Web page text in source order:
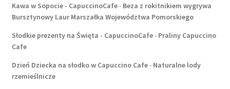
Kawa w Sopocie - CapuccinoCafe- Beza z rokitnikiem wygrywa
Bursztynowy Laur Marszałka Województwa Pomorskiego
Słodkie prezenty na Święta - CapuccinoCafe- Praliny Capuccino
Cafe
Dzień Dziecka na słodko w Capuccino Cafe- Naturalne lody
rzemieślnicze